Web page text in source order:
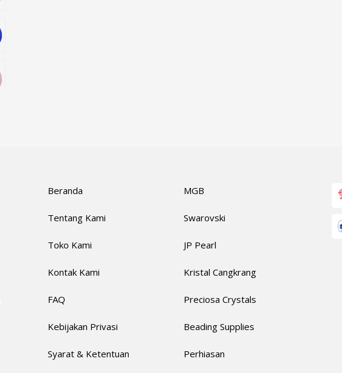
Beranda
Tentang Kami
Toko Kami
Kontak Kami
FAQ
Kebijakan Privasi
Syarat & Ketentuan
MGB
Swarovski
JP Pearl
Kristal Cangkrang
Preciosa Crystals
Beading Supplies
Perhiasan